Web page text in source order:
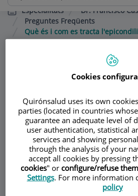
Especialitats
Dr. Francisco
Preguntes Freqüents
Què és i com es tracta
tennista?
Dr.
Domínguez
REUMATOLOGIA
Demanar Cita
Cookies
Quirónsalud uses its own
parties (located in countries
guarantee an adequate level of
user authentication, statistical
services and showing
through the analysis of your
accept all cookies by pressing
cookies" or configure/refuse them
Settings. For more information
policy